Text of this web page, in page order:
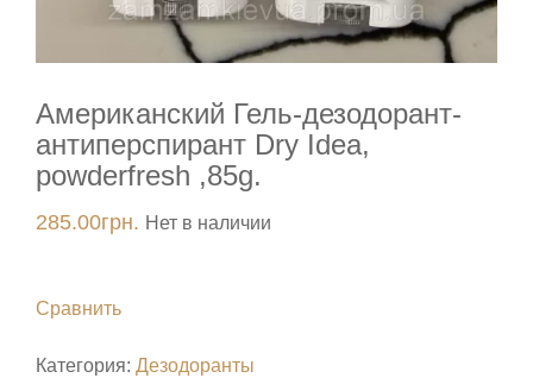
Американский Гель-дезодорант-
антиперспирант Dry Idea,
powderfresh ,85g.
285.00грн. Нет в наличии
Сравнить
Категория: Дезодоранты